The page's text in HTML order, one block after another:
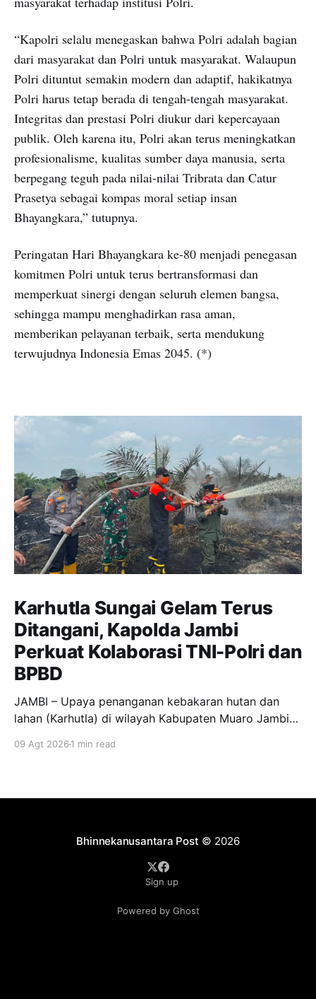
“Kapolri selalu menegaskan bahwa Polri adalah bagian
dari masyarakat dan Polri untuk masyarakat. Walaupun
Polri dituntut semakin modern dan adaptif, hakikatnya
Polri harus tetap berada di tengah-tengah masyarakat.
Integritas dan prestasi Polri diukur dari kepercayaan
publik. Oleh karena itu, Polri akan terus meningkatkan
profesionalisme, kualitas sumber daya manusia, serta
berpegang teguh pada nilai-nilai Tribrata dan Catur
Prasetya sebagai kompas moral setiap insan
Bhayangkara,” tutupnya.
Peringatan Hari Bhayangkara ke-80 menjadi penegasan
komitmen Polri untuk terus bertransformasi dan
memperkuat sinergi dengan seluruh elemen bangsa,
sehingga mampu menghadirkan rasa aman,
memberikan pelayanan terbaik, serta mendukung
terwujudnya Indonesia Emas 2045. (*)
Karhutla Sungai Gelam Terus
Ditangani, Kapolda Jambi
Perkuat Kolaborasi TNI-Polri dan
BPBD
JAMBI – Upaya penanganan kebakaran hutan dan
lahan (Karhutla) di wilayah Kabupaten Muaro Jambi
gabungan TNI-Polri, BPBD Provinsi Jambi dan BPBD
09 Agt 2026 1 min read
Bhinnekanusantara Post © 2026
Sign up
Powered by Ghost